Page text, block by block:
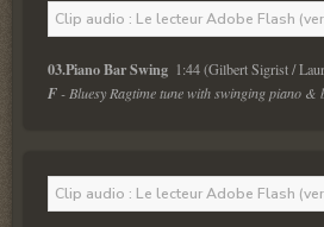
Clip audio : Le lecteur Adobe Flash
03.Piano Bar Swing 1:44 (Gilbert Sigrist /
F - Bluesy Ragtime tune with swinging piano &
Clip audio : Le lecteur Adobe Flash